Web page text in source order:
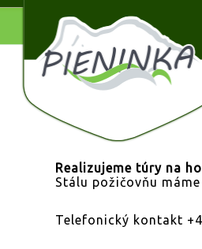
Realizujeme túry na
Stálu požičovňu
Telefonický kontakt